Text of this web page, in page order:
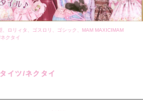
、ロリィタ、ゴスロリ、ゴシック、MAM MAXICIMAM
クタイ
イツ/ネクタイ